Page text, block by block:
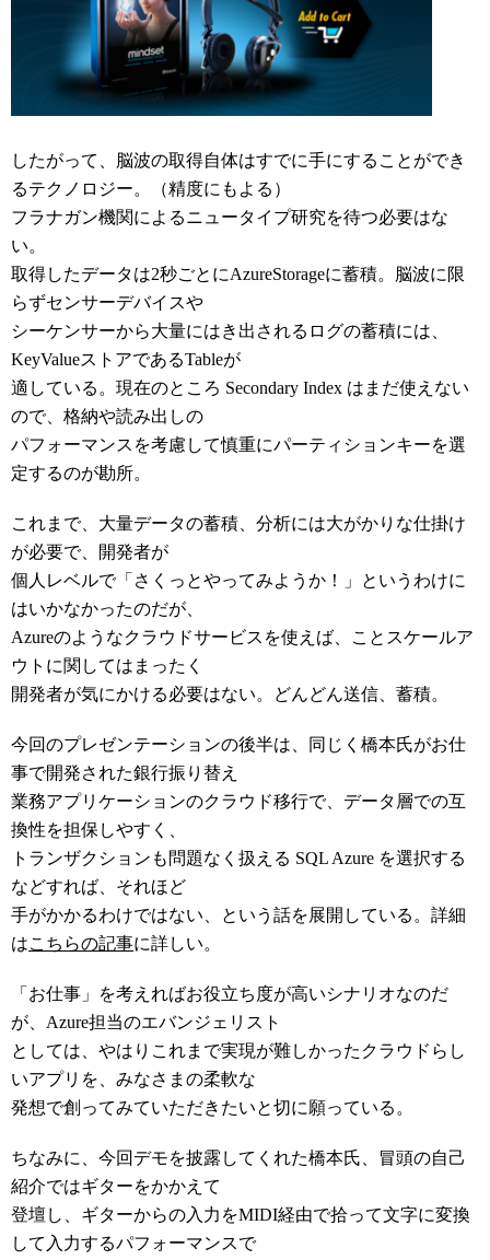
したがって、脳波の取得自体はすでに手にすることができ
るテクノロジー。（精度にもよる）
フラナガン機関によるニュータイプ研究を待つ必要はな
い。
取得したデータは2秒ごとにAzureStorageに蓄積。脳波に限
らずセンサーデバイスや
シーケンサーから大量にはき出されるログの蓄積には、
KeyValueストアであるTableが
適している。現在のところ Secondary Index はまだ使えない
ので、格納や読み出しの
パフォーマンスを考慮して慎重にパーティションキーを選
定するのが勘所。
これまで、大量データの蓄積、分析には大がかりな仕掛け
が必要で、開発者が
個人レベルで「さくっとやってみようか！」というわけに
はいかなかったのだが、
Azureのようなクラウドサービスを使えば、ことスケールア
ウトに関してはまったく
開発者が気にかける必要はない。どんどん送信、蓄積。
今回のプレゼンテーションの後半は、同じく橋本氏がお仕
事で開発された銀行振り替え
業務アプリケーションのクラウド移行で、データ層での互
換性を担保しやすく、
トランザクションも問題なく扱える SQL Azure を選択する
などすれば、それほど
手がかかるわけではない、という話を展開している。詳細
はこちらの記事に詳しい。
「お仕事」を考えればお役立ち度が高いシナリオなのだ
が、Azure担当のエバンジェリスト
としては、やはりこれまで実現が難しかったクラウドらし
いアプリを、みなさまの柔軟な
発想で創ってみていただきたいと切に願っている。
ちなみに、今回デモを披露してくれた橋本氏、冒頭の自己
紹介ではギターをかかえて
登壇し、ギターからの入力をMIDI経由で拾って文字に変換
して入力するパフォーマンスで